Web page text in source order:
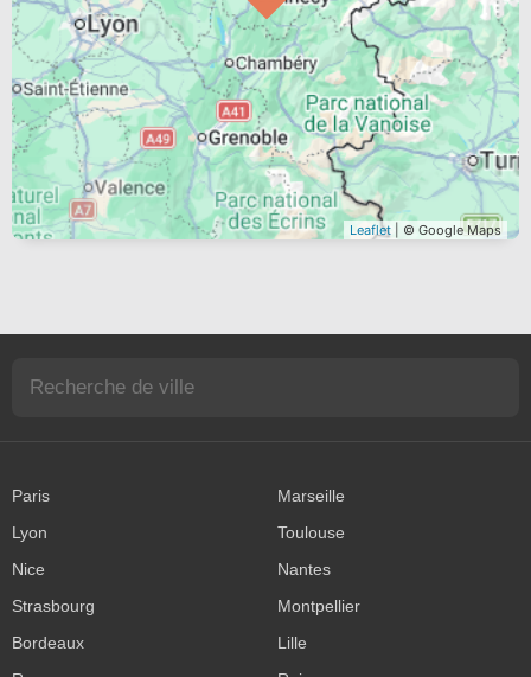
Leaflet | © Google Maps
Paris
Marseille
Lyon
Toulouse
Nice
Nantes
Strasbourg
Montpellier
Bordeaux
Lille